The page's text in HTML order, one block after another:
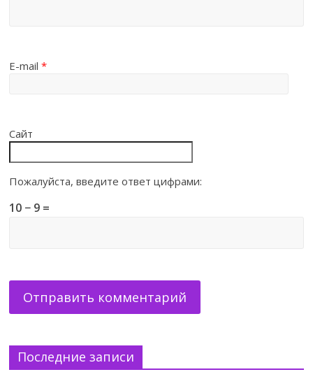
E-mail*
Сайт
Пожалуйста, введите ответ цифрами:
10 − 9 =
Последние записи